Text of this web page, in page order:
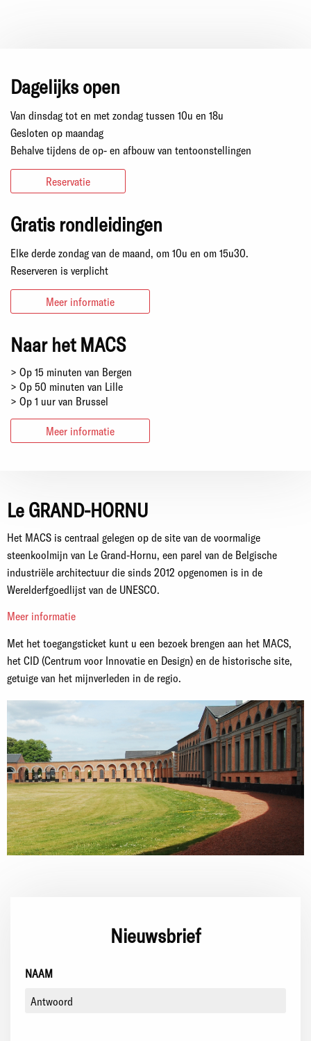
Dagelijks open
Van dinsdag tot en met zondag tussen 10u en 18u
Gesloten op maandag
Behalve tijdens de op- en afbouw van tentoonstellingen
Reservatie
Gratis rondleidingen
Elke derde zondag van de maand, om 10u en om 15u30.
Reserveren is verplicht
Meer informatie
Naar het MACS
> Op 15 minuten van Bergen
> Op 50 minuten van Lille
> Op 1 uur van Brussel
Meer informatie
Le GRAND-HORNU
Het MACS is centraal gelegen op de site van de voormalige
steenkoolmijn van Le Grand-Hornu, een parel van de Belgische
industriële architectuur die sinds 2012 opgenomen is in de
Werelderfgoedlijst van de UNESCO.
Meer informatie
Met het toegangsticket kunt u een bezoek brengen aan het MACS,
het CID (Centrum voor Innovatie en Design) en de historische site,
getuige van het mijnverleden in de regio.
Nieuwsbrief
NAAM